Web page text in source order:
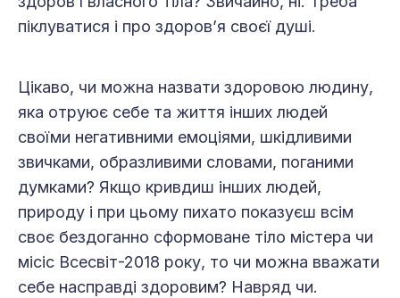
піклуватися і про здоров’я своєї душі.
Цікаво, чи можна назвати здоровою людину,
яка отруює себе та життя інших людей
своїми негативними емоціями, шкідливими
звичками, образливими словами, поганими
думками? Якщо кривдиш інших людей,
природу і при цьому пихато показуєш всім
своє бездоганно сформоване тіло містера чи
місіс Всесвіт-2018 року, то чи можна вважати
себе насправді здоровим? Навряд чи.